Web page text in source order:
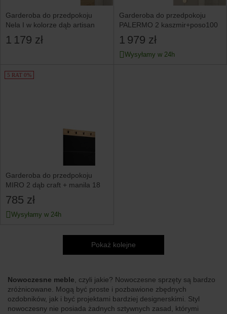
Garderoba do przedpokoju
Nela I w kolorze dąb artisan
1 179 zł
Garderoba do przedpokoju
PALERMO 2 kaszmir+poso100
1 979 zł
Wysyłamy w 24h
5 RAT 0%
Garderoba do przedpokoju
MIRO 2 dąb craft + manila 18
785 zł
Wysyłamy w 24h
Pokaż kolejne
Nowoczesne meble , czyli jakie? Nowoczesne sprzęty są bardzo
zróżnicowane. Mogą być proste i pozbawione zbędnych
ozdobników, jak i być projektami bardziej designerskimi. Styl
nowoczesny nie posiada żadnych sztywnych zasad, którymi